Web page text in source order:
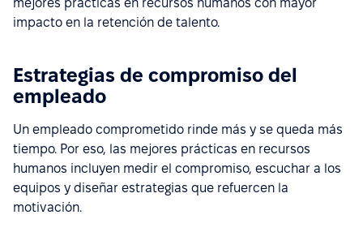
mejores prácticas en recursos humanos con mayor
impacto en la retención de talento.
Estrategias de compromiso del
empleado
Un empleado comprometido rinde más y se queda más
tiempo. Por eso, las mejores prácticas en recursos
humanos incluyen medir el compromiso, escuchar a los
equipos y diseñar estrategias que refuercen la
motivación.